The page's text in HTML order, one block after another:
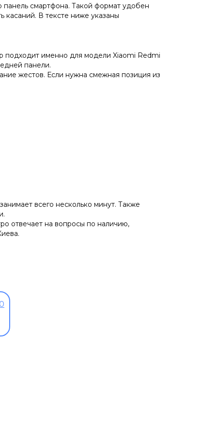
смартфона. Такой формат удобен
касаний. В тексте ниже указаны
подходит именно для модели Xiaomi Redmi
панели.
жестов. Если нужна смежная позиция из
всего несколько минут. Также
отвечает на вопросы по наличию,